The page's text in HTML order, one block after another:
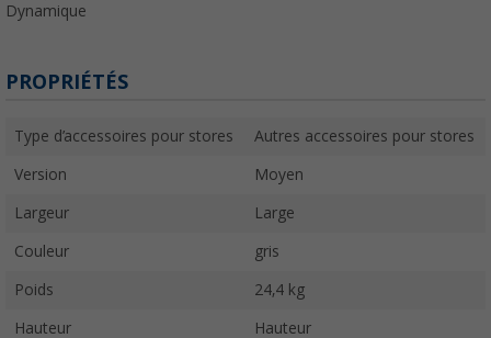
Dynamique
PROPRIÉTÉS
Type d’accessoires pour stores Autres accessoires pour stores
Version Moyen
Largeur Large
Couleur gris
Poids 24,4 kg
Hauteur Hauteur